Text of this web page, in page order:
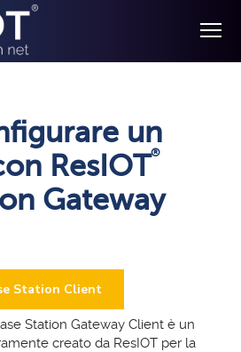
un
ResIOT®
Gateway
Station Client
Station Gateway Client è un
creato da ResIOT per la